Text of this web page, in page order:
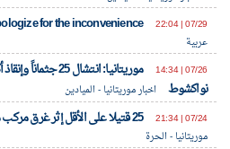
07/29 | 22:04
for the inconvenience...
عربية
07/26 | 14:34
نواكشوط
اخبار موريتانيا - الميادين
07/24 | 21:34
25 قتيلا على الأقل إثر غرق مركب مهاجرين قبالة موريتانيا
موريتانيا - الحرة